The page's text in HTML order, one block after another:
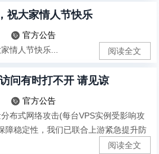
祝大家情人节快乐
 官方公告
情人节快乐...
阅读全文
问有时打不开 请见谅
 官方公告
布式网络攻击(每台VPS实例受影响攻
障稳定性，我们已联合上游紧急提升防
阅读全文